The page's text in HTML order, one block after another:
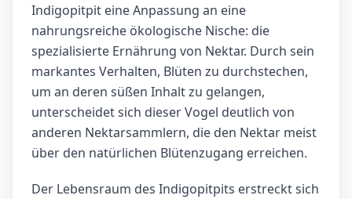
Indigopitpit eine Anpassung an eine
nahrungsreiche ökologische Nische: die
spezialisierte Ernährung von Nektar. Durch sein
markantes Verhalten, Blüten zu durchstechen,
um an deren süßen Inhalt zu gelangen,
unterscheidet sich dieser Vogel deutlich von
anderen Nektarsammlern, die den Nektar meist
über den natürlichen Blütenzugang erreichen.
Der Lebensraum des Indigopitpits erstreckt sich